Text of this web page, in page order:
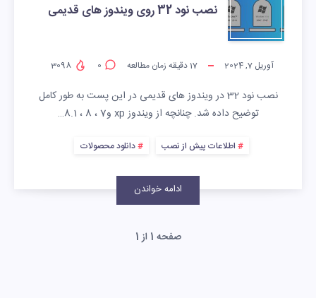
نصب نود 32 روی ویندوز های قدیمی
آوریل 7, 2024 17دقیقه زمان مطالعه 0
نصب نود 32 در ویندوز های قدیمی در این پست به طور کامل
توضیح داده شد. چنانچه از ویندوز xp و7 ، 8 ، 8.1…
اطلاعات پیش از نصب دانلود محصولات
ادامه خواندن
صفحه 1 از 1